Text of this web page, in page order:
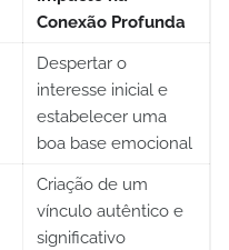
Conexão Profunda
Despertar o
interesse inicial e
estabelecer uma
boa base emocional
Criação de um
vínculo autêntico e
significativo